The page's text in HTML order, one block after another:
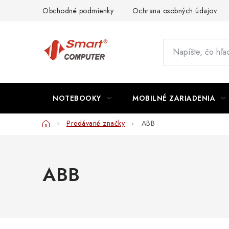
Obchodné podmienky Ochrana osobných údajov
NOTEBOOKY MOBILNÉ ZARIADENIA
DomovPredávané značky ABB
ABB